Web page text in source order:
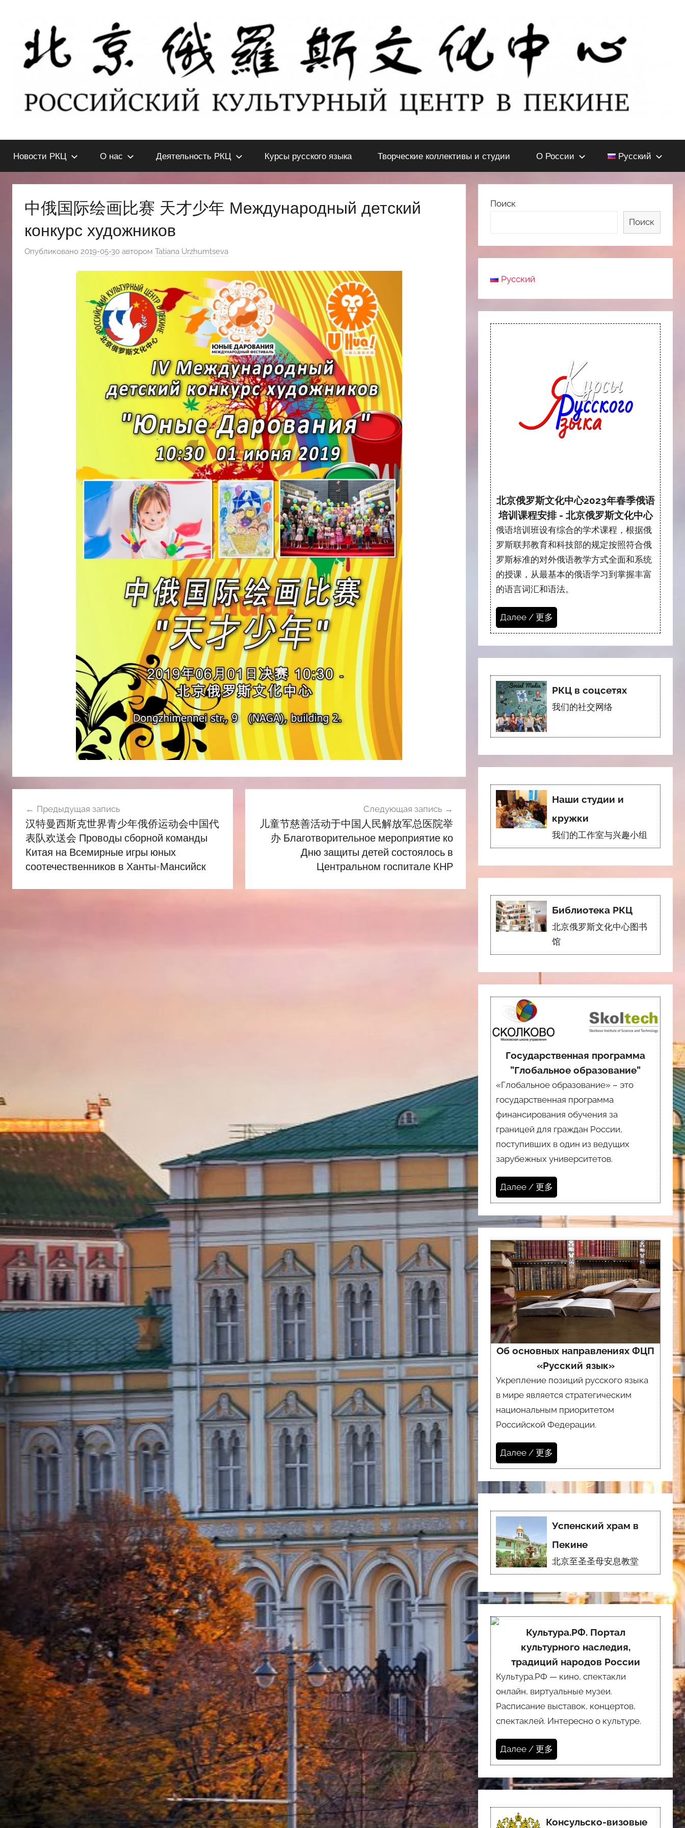
содержимому
北
京
俄
罗
斯
КУЛЬТУРНЫЙ
ЦЕНТР
ПЕКИНЕ
Новости РКЦ О нас Деятельность РКЦ Курсы русского языка Творческие коллективы и студии О России Русский
中俄国际绘画比赛 天才少年 Международный детский
конкурс художников
Опубликовано 2019-05-30 автором Tatiana Urzhumtseva
по
записям
Предыдущая запись
汉特曼西斯克世界青少年俄侨运动会中国代
表队欢送会 Проводы сборной команды
Китая на Всемирные игры юных
соотечественников в Ханты-Мансийск
Следующая запись
儿童节慈善活动于中国人民解放军总医院举
办 Благотворительное мероприятие ко
Дню защиты детей состоялось в
Центральном госпитале КНР
Поиск
Поиск
Русский
北京俄罗斯文化中心2023年春季俄语
培训课程安排 - 北京俄罗斯文化中心
俄语培训班设有综合的学术课程，根据俄
罗斯联邦教育和科技部的规定按照符合俄
罗斯标准的对外俄语教学方式全面和系统
的授课，从最基本的俄语学习到掌握丰富
的语言词汇和语法。
Далее / 更多
РКЦ в соцсетях
我们的社交网络
Наши студии и
кружки
我们的工作室与兴趣小组
Библиотека РКЦ
北京俄罗斯文化中心图书
馆
Государственная программа
”Глобальное образование”
«Глобальное образование» – это
государственная программа
финансирования обучения за
границей для граждан России,
поступивших в один из ведущих
зарубежных университетов.
Далее / 更多
Об основных направлениях ФЦП
«Русский язык»
Укрепление позиций русского языка
в мире является стратегическим
национальным приоритетом
Российской Федерации.
Далее / 更多
Успенский храм в
Пекине
北京至圣圣母安息教堂
Культура.РФ. Портал
культурного наследия,
традиций народов России
Культура.РФ — кино, спектакли
онлайн, виртуальные музеи.
Расписание выставок, концертов,
спектаклей. Интересно о культуре.
Далее / 更多
Консульско-визовые